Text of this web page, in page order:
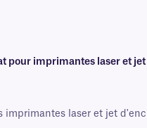
pour imprimantes laser et
imprimantes laser et jet